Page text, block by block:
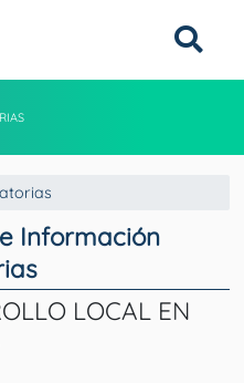
Información
LOCAL EN